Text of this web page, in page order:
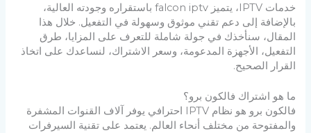
خدمات IPTV، يتميز falcon iptv باستقراره وجودته العالية،
بالإضافة إلى دعم تقني موثوق وسهولة في التفعيل. خلال هذا
المقال، سنأخذك في جولة شاملة للتعرف على المزايا، طرق
التفعيل، الأجهزة المدعومة، وسعر الاشتراك، لنساعدك على اتخاذ
القرار الصحيح.
ما هو اشتراك فالكون برو؟
فالكون برو هو نظام IPTV احترافي يوفر آلاف القنوات المشفرة
والمفتوحة من مختلف أنحاء العالم. يعتمد على تقنية السيرفرات